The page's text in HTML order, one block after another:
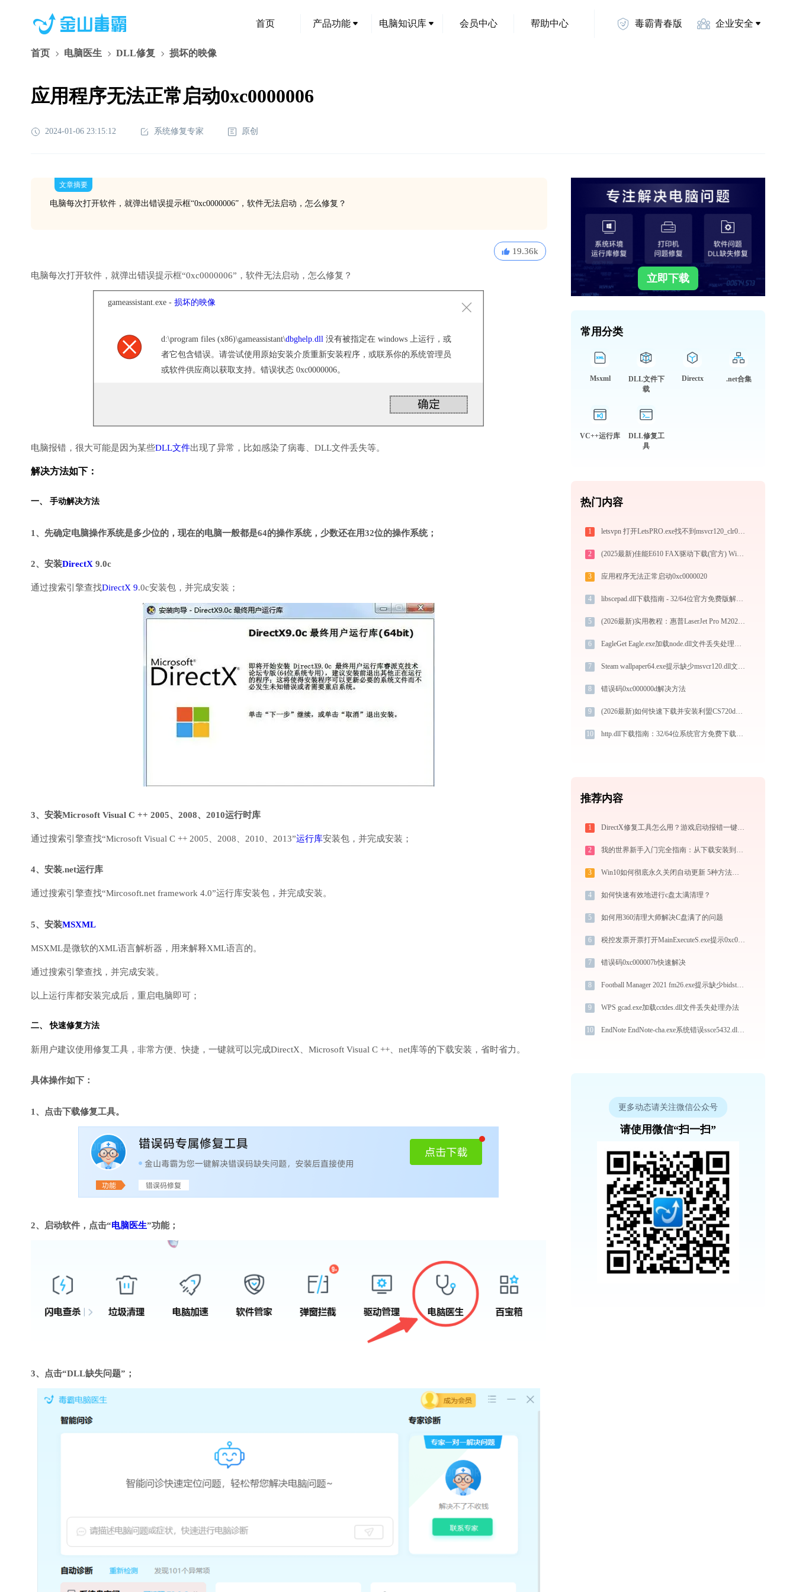
首页 产品功能 电脑知识库 会员中心 帮助中心 毒霸青春版 企业安全
首页 电脑医生 DLL修复 损坏的映像
应用程序无法正常启动0xc0000006
2024-01-06 23:15:12 系统修复专家 原创
文章摘要
电脑每次打开软件，就弹出错误提示框“0xc0000006”，软件无法启动，怎么修复？
19.36k
电脑每次打开软件，就弹出错误提示框“0xc0000006”，软件无法启动，怎么修复？
gameassistant.exe - 损坏的映像
d:\program files (x86)\gameassistant\dbghelp.dll 没有被指定在 windows 上运行，或
者它包含错误。请尝试使用原始安装介质重新安装程序，或联系你的系统管理员
或软件供应商以获取支持。错误状态 0xc0000006。
电脑报错，很大可能是因为某些DLL文件出现了异常，比如感染了病毒、DLL文件丢失等。
解决方法如下：
一、 手动解决方法
1、先确定电脑操作系统是多少位的，现在的电脑一般都是64的操作系统，少数还在用32位的操作系统；
2、安装DirectX 9.0c
通过搜索引擎查找DirectX 9.0c安装包，并完成安装；
3、安装Microsoft Visual C ++ 2005、2008、2010运行时库
通过搜索引擎查找“Microsoft Visual C ++ 2005、2008、2010、2013”运行库安装包，并完成安装；
4、安装.net运行库
通过搜索引擎查找“Mircosoft.net framework 4.0”运行库安装包，并完成安装。
5、安装MSXML
MSXML是微软的XML语言解析器，用来解释XML语言的。
通过搜索引擎查找，并完成安装。
以上运行库都安装完成后，重启电脑即可；
二、 快速修复方法
新用户建议使用修复工具，非常方便、快捷，一键就可以完成DirectX、Microsoft Visual C ++、net库等的下载安装，省时省力。
具体操作如下：
1、点击下载修复工具。
2、启动软件，点击“电脑医生”功能；
3、点击“DLL缺失问题”；
立即下载
常用分类
Msxml
DLL文件下
载
Directx .net合集
VC++运行库
DLL修复工
具
热门内容
1 letsvpn 打开LetsPRO.exe找不到msvcr120_clr0400.dll怎么办
2 (2025最新)佳能E610 FAX驱动下载(官方) Win10/Win11支持
3 应用程序无法正常启动0xc0000020
4 libscepad.dll下载指南 - 32/64位官方免费版解决DLL缺失问题
5 (2026最新)实用教程：惠普LaserJet Pro M202n(C6N20A)打印机驱动的下载与安装技巧
6 EagleGet Eagle.exe加载node.dll文件丢失处理办法
7 Steam wallpaper64.exe提示缺少msvcr120.dll文件的解决办法
8 错误码0xc000000d解决方法
9 (2026最新)如何快速下载并安装利盟CS720de打印机驱动：详细步骤解析
10 http.dll下载指南：32/64位系统官方免费下载及修复教程
推荐内容
1 DirectX修复工具怎么用？游戏启动报错一键修复全攻略
2 我的世界新手入门完全指南：从下载安装到生存第一天，一篇讲透
3 Win10如何彻底永久关闭自动更新 5种方法教你永久关闭win10自动更新
4 如何快速有效地进行c盘太满清理？
5 如何用360清理大师解决C盘满了的问题
6 税控发票开票打开MainExecuteS.exe提示0xc000000d错误码怎么办
7 错误码0xc000007b快速解决
8 Football Manager 2021 fm26.exe提示缺少bidstack-cpp-sdk.dll文件的解决办法
9 WPS gcad.exe加载cctdes.dll文件丢失处理办法
10 EndNote EndNote-cha.exe系统错误ssce5432.dll丢失如何解决
更多动态请关注微信公众号
请使用微信“扫一扫”